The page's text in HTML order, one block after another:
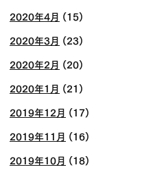
2020年4月 (15)
2020年3月 (23)
2020年2月 (20)
2020年1月 (21)
2019年12月 (17)
2019年11月 (16)
2019年10月 (18)